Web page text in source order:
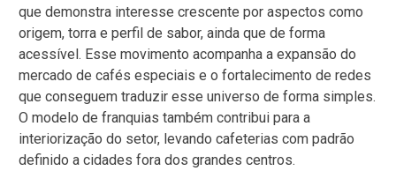
que demonstra interesse crescente por aspectos como
origem, torra e perfil de sabor, ainda que de forma
acessível. Esse movimento acompanha a expansão do
mercado de cafés especiais e o fortalecimento de redes
que conseguem traduzir esse universo de forma simples.
O modelo de franquias também contribui para a
interiorização do setor, levando cafeterias com padrão
definido a cidades fora dos grandes centros.